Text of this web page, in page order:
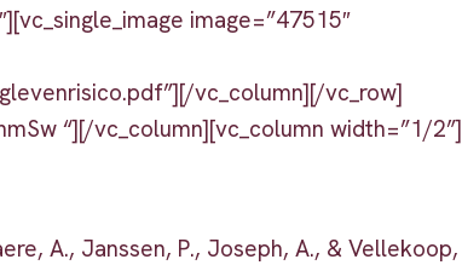
image=”47515″
vc_column][/vc_row]
“][/vc_column][vc_column width=”1/2”]
A., Janssen, P., Joseph, A., & Vellekoop,